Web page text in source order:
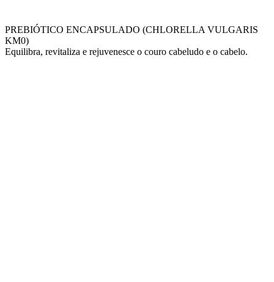
PREBIÓTICO ENCAPSULADO (CHLORELLA VULGARIS
KM0)
Equilibra, revitaliza e rejuvenesce o couro cabeludo e o cabelo.